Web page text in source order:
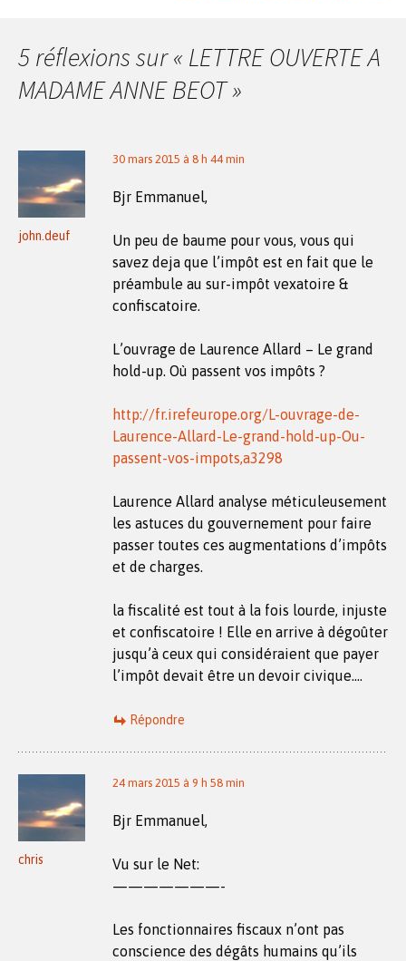
articles
5 réflexions sur « LETTRE OUVERTE A
MADAME ANNE BEOT»
john.deuf
30 mars 2015 à 8 h 44 min
Bjr Emmanuel,
Un peu de baume pour vous, vous qui
savez deja que l’impôt est en fait que le
préambule au sur-impôt vexatoire &
confiscatoire.
L’ouvrage de Laurence Allard – Le grand
hold-up. Où passent vos impôts ?
http://fr.irefeurope.org/L-ouvrage-de-
Laurence-Allard-Le-grand-hold-up-Ou-
passent-vos-impots,a3298
Laurence Allard analyse méticuleusement
les astuces du gouvernement pour faire
passer toutes ces augmentations d’impôts
et de charges.
la fiscalité est tout à la fois lourde, injuste
et confiscatoire ! Elle en arrive à dégoûter
jusqu’à ceux qui considéraient que payer
l’impôt devait être un devoir civique….
Répondre
chris
24 mars 2015 à 9 h 58 min
Bjr Emmanuel,
Vu sur le Net:
———————-
Les fonctionnaires fiscaux n’ont pas
conscience des dégâts humains qu’ils